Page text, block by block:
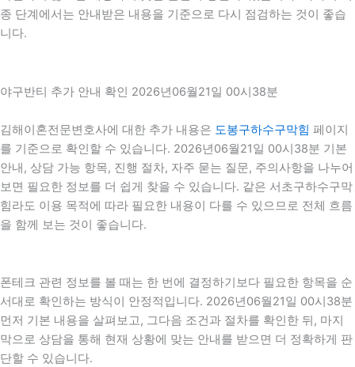
종 단계에서는 안내받은 내용을 기준으로 다시 점검하는 것이 좋습
니다.
야구반티 추가 안내 확인 2026년06월21일 00시38분
김해이혼전문변호사에 대한 추가 내용은 도봉구하수구막힘 페이지
를 기준으로 확인할 수 있습니다. 2026년06월21일 00시38분 기본
안내, 상담 가능 항목, 진행 절차, 자주 묻는 질문, 주의사항을 나누어
보면 필요한 정보를 더 쉽게 찾을 수 있습니다. 같은 서초구하수구막
힘라도 이용 목적에 따라 필요한 내용이 다를 수 있으므로 전체 흐름
을 함께 보는 것이 좋습니다.
폰테크 관련 정보를 볼 때는 한 번에 결정하기보다 필요한 항목을 순
서대로 확인하는 방식이 안정적입니다. 2026년06월21일 00시38분
먼저 기본 내용을 살펴보고, 그다음 조건과 절차를 확인한 뒤, 마지
막으로 상담을 통해 현재 상황에 맞는 안내를 받으면 더 정확하게 판
단할 수 있습니다.